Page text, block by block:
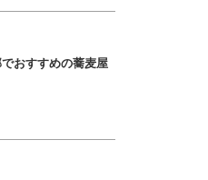
おすすめの蕎麦屋